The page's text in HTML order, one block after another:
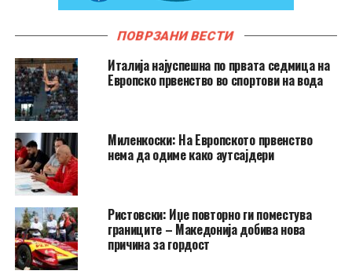
ПОВРЗАНИ ВЕСТИ
Италија најуспешна по првата седмица на
Европско првенство во спортови на вода
Миленкоски: На Европското првенство
нема да одиме како аутсајдери
Ристовски: Иџе повторно ги поместува
границите – Македонија добива нова
причина за гордост